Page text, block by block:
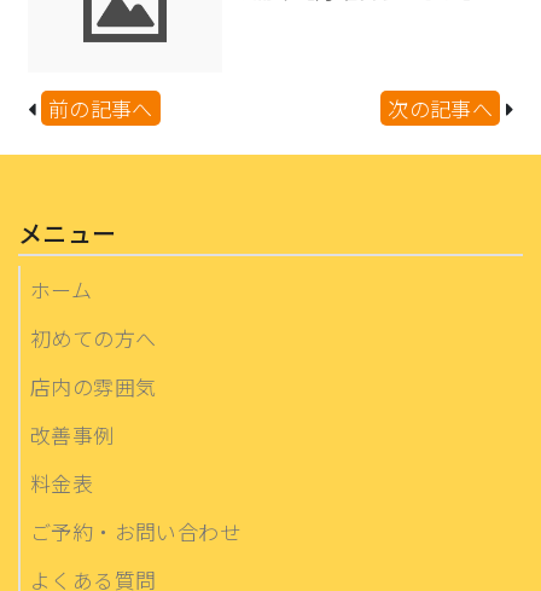
前の記事へ 次の記事へ
メニュー
ホーム
初めての方へ
店内の雰囲気
改善事例
料金表
ご予約・お問い合わせ
よくある質問